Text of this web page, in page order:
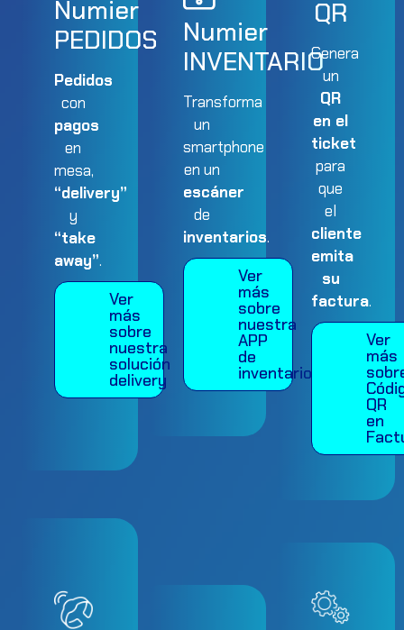
Numier
PEDIDOS
Pedidos
con
pagos
en
mesa,
“delivery”
y
“take
away”.
Ver
más
sobre
nuestra
solución
delivery
Numier
INVENTARIO
Transforma
un
smartphone
en un
escáner
de
inventarios.
Ver
más
sobre
nuestra
APP
de
inventarios
QR
Genera
un
QR
en el
ticket
para
que
el
cliente
emita
su
factura.
Ver
más
QR
en